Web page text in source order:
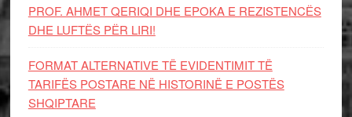
PROF. AHMET QERIQI DHE EPOKA E REZISTENCЁS
DHE LUFTЁS PЁR LIRI!
FORMAT ALTERNATIVE TË EVIDENTIMIT TË
TARIFËS POSTARE NË HISTORINË E POSTËS
SHQIPTARE